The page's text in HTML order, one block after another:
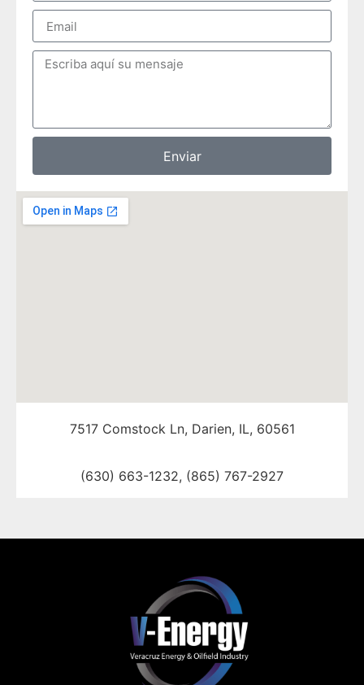
Enviar
7517 Comstock Ln, Darien, IL, 60561
(630) 663-1232, (865) 767-2927